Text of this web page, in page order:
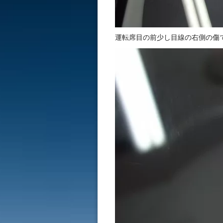
運転席目の前少し目線の右側の傷